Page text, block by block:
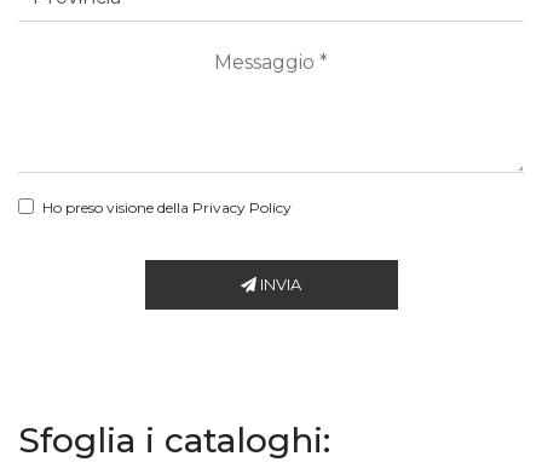
Ho preso visione della Privacy Policy
INVIA
Sfoglia i cataloghi: